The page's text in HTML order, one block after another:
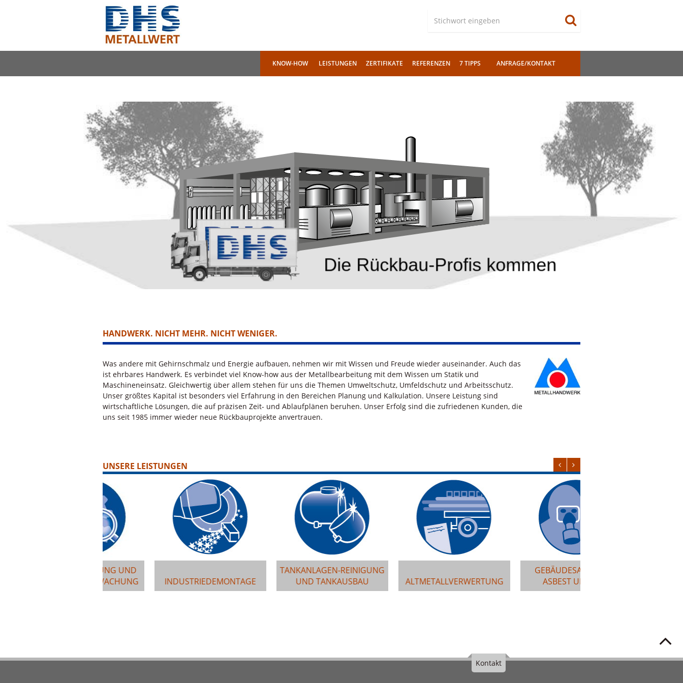
KNOW-HOW LEISTUNGEN ZERTIFIKATE REFERENZEN 7 TIPPS ANFRAGE/KONTAKT
Die Rückbau-Profis kommen
HANDWERK. NICHT MEHR. NICHT WENIGER.
Was andere mit Gehirnschmalz und Energie aufbauen, nehmen wir mit Wissen und Freude wieder auseinander. Auch das
ist ehrbares Handwerk. Es verbindet viel Know-how aus der Metallbearbeitung mit dem Wissen um Statik und
Maschineneinsatz. Gleichwertig über allem stehen für uns die Themen Umweltschutz, Umfeldschutz und Arbeitsschutz.
Unser größtes Kapital ist besonders viel Erfahrung in den Bereichen Planung und Kalkulation. Unsere Leistung sind
wirtschaftliche Lösungen, die auf präzisen Zeit- und Ablaufplänen beruhen. Unser Erfolg sind die zufriedenen Kunden, die
uns seit 1985 immer wieder neue Rückbauprojekte anvertrauen.
UNSERE LEISTUNGEN
INDUSTRIEDEMONTAGE
TANKANLAGEN-REINIGUNG
UND TANKAUSBAU
ALTMETALLVERWERTUNG
GEBÄUDESANIERUNG
ASBEST UND KMF
Kontakt